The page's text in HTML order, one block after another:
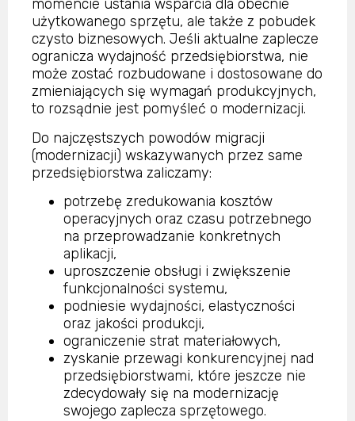
momencie ustania wsparcia dla obecnie
użytkowanego sprzętu, ale także z pobudek
czysto biznesowych. Jeśli aktualne zaplecze
ogranicza wydajność przedsiębiorstwa, nie
może zostać rozbudowane i dostosowane do
zmieniających się wymagań produkcyjnych,
to rozsądnie jest pomyśleć o modernizacji.
Do najczęstszych powodów migracji
(modernizacji) wskazywanych przez same
przedsiębiorstwa zaliczamy:
potrzebę zredukowania kosztów
operacyjnych oraz czasu potrzebnego
na przeprowadzanie konkretnych
aplikacji,
uproszczenie obsługi i zwiększenie
funkcjonalności systemu,
podniesie wydajności, elastyczności
oraz jakości produkcji,
ograniczenie strat materiałowych,
zyskanie przewagi konkurencyjnej nad
przedsiębiorstwami, które jeszcze nie
zdecydowały się na modernizację
swojego zaplecza sprzętowego.